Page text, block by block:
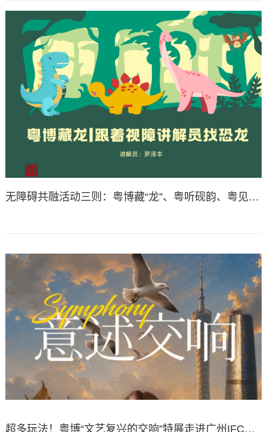
无障碍共融活动三则：粤博藏“龙”、粤听砚韵、粤见心光｜活动
超多玩法！粤博“文艺复兴的交响”特展走进广州IFC丨活动